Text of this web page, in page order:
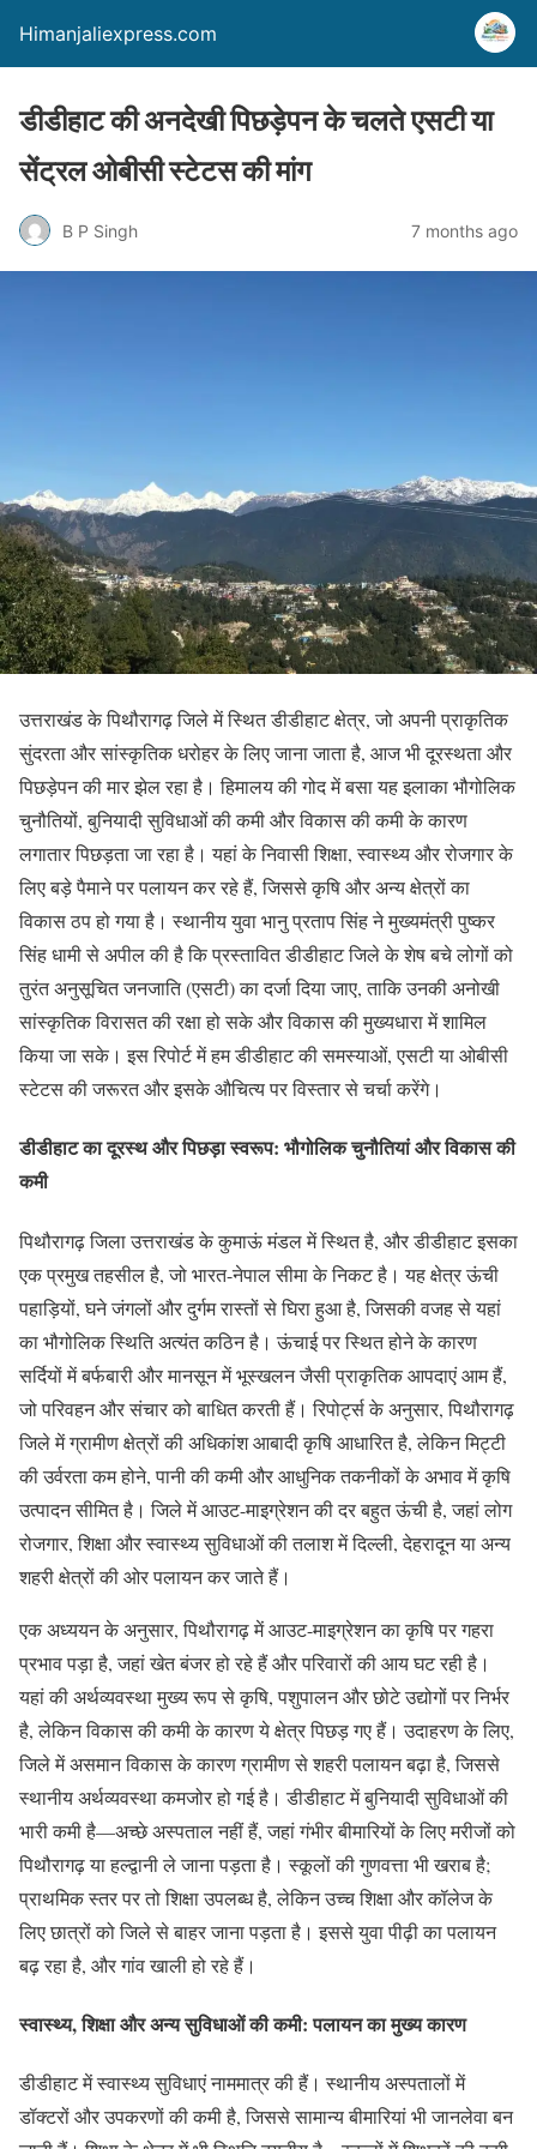
Himanjaliexpress.com
डीडीहाट की अनदेखी पिछड़ेपन के चलते एसटी या
सेंट्रल ओबीसी स्टेटस की मांग
B P Singh 7 months ago
उत्तराखंड के पिथौरागढ़ जिले में स्थित डीडीहाट क्षेत्र, जो अपनी प्राकृतिक
सुंदरता और सांस्कृतिक धरोहर के लिए जाना जाता है, आज भी दूरस्थता और
पिछड़ेपन की मार झेल रहा है। हिमालय की गोद में बसा यह इलाका भौगोलिक
चुनौतियों, बुनियादी सुविधाओं की कमी और विकास की कमी के कारण
लगातार पिछड़ता जा रहा है। यहां के निवासी शिक्षा, स्वास्थ्य और रोजगार के
लिए बड़े पैमाने पर पलायन कर रहे हैं, जिससे कृषि और अन्य क्षेत्रों का
विकास ठप हो गया है। स्थानीय युवा भानु प्रताप सिंह ने मुख्यमंत्री पुष्कर
सिंह धामी से अपील की है कि प्रस्तावित डीडीहाट जिले के शेष बचे लोगों को
तुरंत अनुसूचित जनजाति (एसटी) का दर्जा दिया जाए, ताकि उनकी अनोखी
सांस्कृतिक विरासत की रक्षा हो सके और विकास की मुख्यधारा में शामिल
किया जा सके। इस रिपोर्ट में हम डीडीहाट की समस्याओं, एसटी या ओबीसी
स्टेटस की जरूरत और इसके औचित्य पर विस्तार से चर्चा करेंगे।
डीडीहाट का दूरस्थ और पिछड़ा स्वरूप: भौगोलिक चुनौतियां और विकास की
कमी
पिथौरागढ़ जिला उत्तराखंड के कुमाऊं मंडल में स्थित है, और डीडीहाट इसका
एक प्रमुख तहसील है, जो भारत-नेपाल सीमा के निकट है। यह क्षेत्र ऊंची
पहाड़ियों, घने जंगलों और दुर्गम रास्तों से घिरा हुआ है, जिसकी वजह से यहां
का भौगोलिक स्थिति अत्यंत कठिन है। ऊंचाई पर स्थित होने के कारण
सर्दियों में बर्फबारी और मानसून में भूस्खलन जैसी प्राकृतिक आपदाएं आम हैं,
जो परिवहन और संचार को बाधित करती हैं। रिपोर्ट्स के अनुसार, पिथौरागढ़
जिले में ग्रामीण क्षेत्रों की अधिकांश आबादी कृषि आधारित है, लेकिन मिट्टी
की उर्वरता कम होने, पानी की कमी और आधुनिक तकनीकों के अभाव में कृषि
उत्पादन सीमित है। जिले में आउट-माइग्रेशन की दर बहुत ऊंची है, जहां लोग
रोजगार, शिक्षा और स्वास्थ्य सुविधाओं की तलाश में दिल्ली, देहरादून या अन्य
शहरी क्षेत्रों की ओर पलायन कर जाते हैं।
एक अध्ययन के अनुसार, पिथौरागढ़ में आउट-माइग्रेशन का कृषि पर गहरा
प्रभाव पड़ा है, जहां खेत बंजर हो रहे हैं और परिवारों की आय घट रही है।
यहां की अर्थव्यवस्था मुख्य रूप से कृषि, पशुपालन और छोटे उद्योगों पर निर्भर
है, लेकिन विकास की कमी के कारण ये क्षेत्र पिछड़ गए हैं। उदाहरण के लिए,
जिले में असमान विकास के कारण ग्रामीण से शहरी पलायन बढ़ा है, जिससे
स्थानीय अर्थव्यवस्था कमजोर हो गई है। डीडीहाट में बुनियादी सुविधाओं की
भारी कमी है—अच्छे अस्पताल नहीं हैं, जहां गंभीर बीमारियों के लिए मरीजों को
पिथौरागढ़ या हल्द्वानी ले जाना पड़ता है। स्कूलों की गुणवत्ता भी खराब है;
प्राथमिक स्तर पर तो शिक्षा उपलब्ध है, लेकिन उच्च शिक्षा और कॉलेज के
लिए छात्रों को जिले से बाहर जाना पड़ता है। इससे युवा पीढ़ी का पलायन
बढ़ रहा है, और गांव खाली हो रहे हैं।
स्वास्थ्य, शिक्षा और अन्य सुविधाओं की कमी: पलायन का मुख्य कारण
डीडीहाट में स्वास्थ्य सुविधाएं नाममात्र की हैं। स्थानीय अस्पतालों में
डॉक्टरों और उपकरणों की कमी है, जिससे सामान्य बीमारियां भी जानलेवा बन